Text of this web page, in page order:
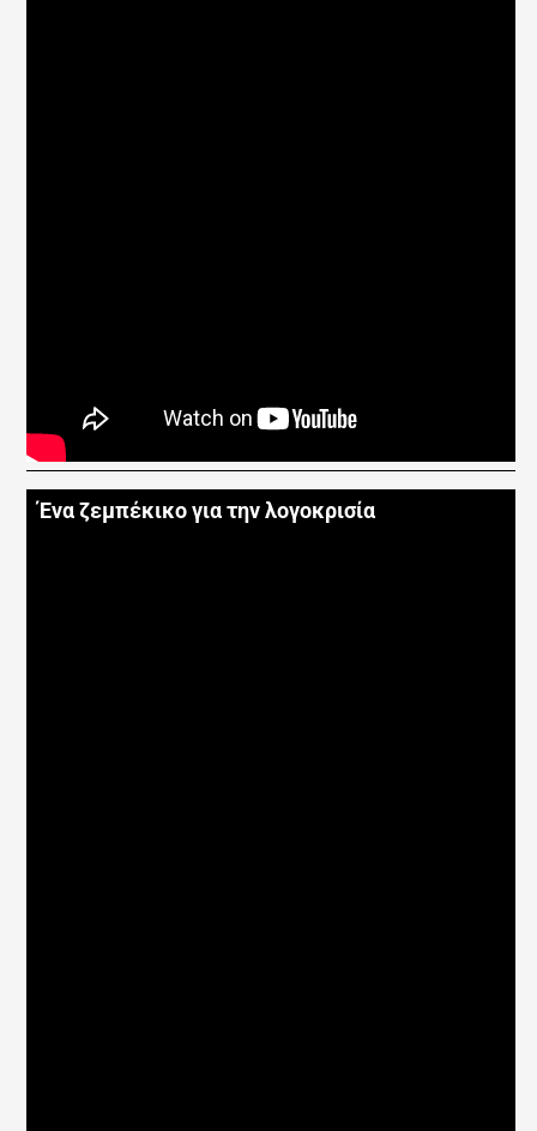
Ένα ζεμπέκικο για την λογοκρισία